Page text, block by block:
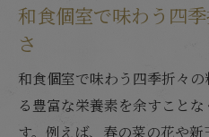
和食個室で味わう四
さ
和食個室で味わう四季折々
る豊富な栄養素を余すこと
す。例えば、春の菜の花や